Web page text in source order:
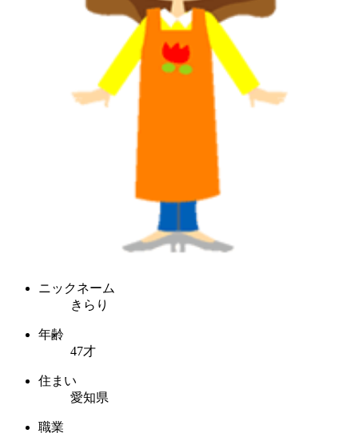
ニックネーム
きらり
年齢
47才
住まい
愛知県
職業